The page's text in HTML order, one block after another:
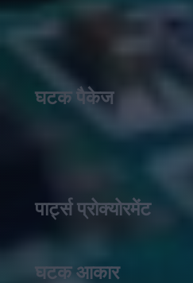
घटक पैकेज
पार्ट्स प्रोक्योरमेंट
घटक आकार